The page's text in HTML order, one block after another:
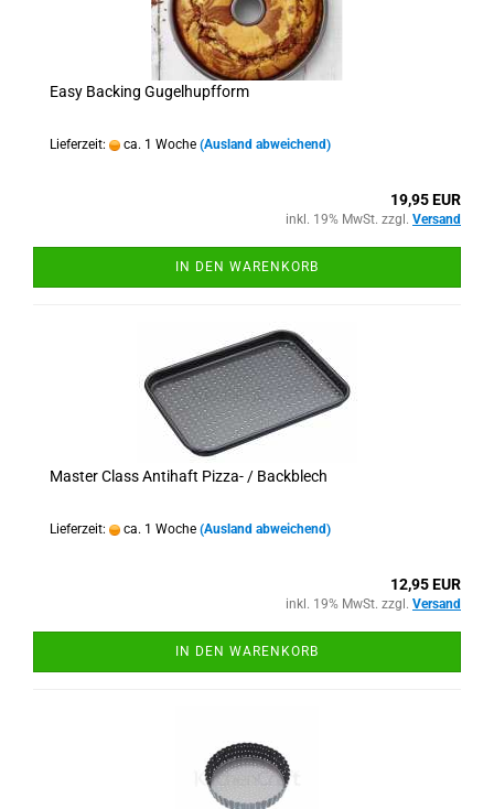
Easy Backing Gugelhupfform
Lieferzeit: ca. 1 Woche (Ausland abweichend)
19,95 EUR
inkl. 19% MwSt. zzgl. Versand
IN DEN WARENKORB
Master Class Antihaft Pizza- / Backblech
Lieferzeit: ca. 1 Woche (Ausland abweichend)
12,95 EUR
inkl. 19% MwSt. zzgl. Versand
IN DEN WARENKORB